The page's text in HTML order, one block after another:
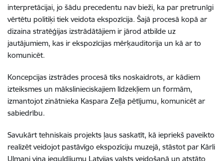
interpretācijai, jo šādu precedentu nav bieži, ka par pretrunīgi
vērtētu politiķi tiek veidota ekspozīcija. Šajā procesā kopā ar
dizaina stratēģijas izstrādātājiem ir jārod atbilde uz
jautājumiem, kas ir ekspozīcijas mērķauditorija un kā ar to
komunicēt.
Koncepcijas izstrādes procesā tiks noskaidrots, ar kādiem
izteiksmes un mākslinieciskajiem līdzekļiem un formām,
izmantojot zinātnieka Kaspara Zeļļa pētījumu, komunicēt ar
sabiedrību.
Savukārt tehniskais projekts ļaus saskatīt, kā iepriekš paveikto
realizēt veidojot pastāvīgo ekspozīciju muzejā, stāstot par Kārli
Ulmani viņa ieguldījumu Latvijas valsts veidošanā un atstāto